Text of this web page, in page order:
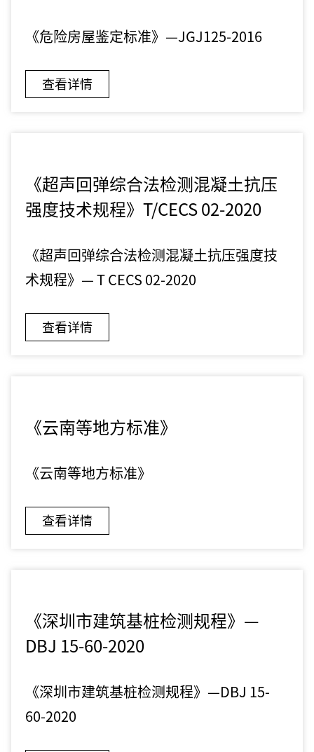
《危险房屋鉴定标准》—JGJ125-2016
查看详情
《超声回弹综合法检测混凝土抗压
强度技术规程》T/CECS 02-2020
《超声回弹综合法检测混凝土抗压强度技
术规程》— T CECS 02-2020
查看详情
《云南等地方标准》
《云南等地方标准》
查看详情
《深圳市建筑基桩检测规程》—
DBJ 15-60-2020
《深圳市建筑基桩检测规程》—DBJ 15-
60-2020